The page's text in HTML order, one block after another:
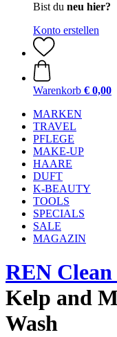
Bist du neu hier?
Konto erstellen
Warenkorb € 0,00
MARKEN
TRAVEL
PFLEGE
MAKE-UP
HAARE
DUFT
K-BEAUTY
TOOLS
SPECIALS
SALE
MAGAZIN
REN
Kelp and
Wash